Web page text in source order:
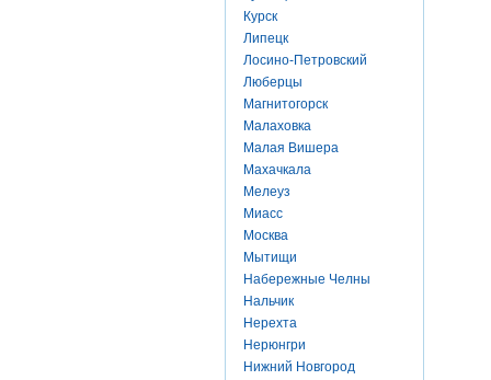
Курск
Липецк
Лосино-Петровский
Люберцы
Магнитогорск
Малаховка
Малая Вишера
Махачкала
Мелеуз
Миасс
Москва
Мытищи
Набережные Челны
Нальчик
Нерехта
Нерюнгри
Нижний Новгород